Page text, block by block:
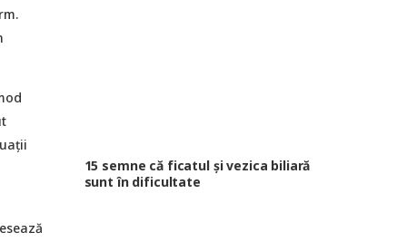
15 semne că ficatul și vezica biliară
sunt în dificultate